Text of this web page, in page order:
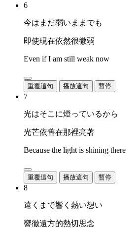
6
今はまだ弱いままでも
即使現在依然很微弱
Even if I am still weak now
重覆這句 播放這句 暫停
7
光はそこに燈っているから
光芒依舊在那裡亮著
Because the light is shining there
重覆這句 播放這句 暫停
8
遠くまで響く熱い想い
響徹遠方的熱切思念